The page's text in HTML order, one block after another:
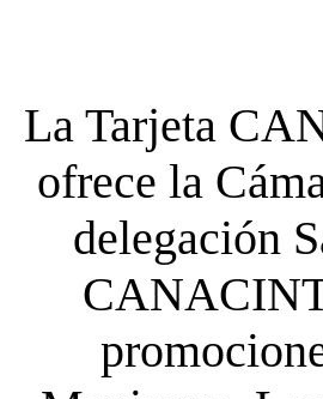
La Tarjeta
ofrece la
delegación